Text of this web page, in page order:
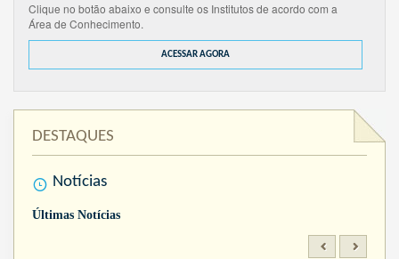
Clique no botão abaixo e consulte os Institutos de acordo com a
Área de Conhecimento.
ACESSAR AGORA
DESTAQUES
Notícias
Últimas Notícias